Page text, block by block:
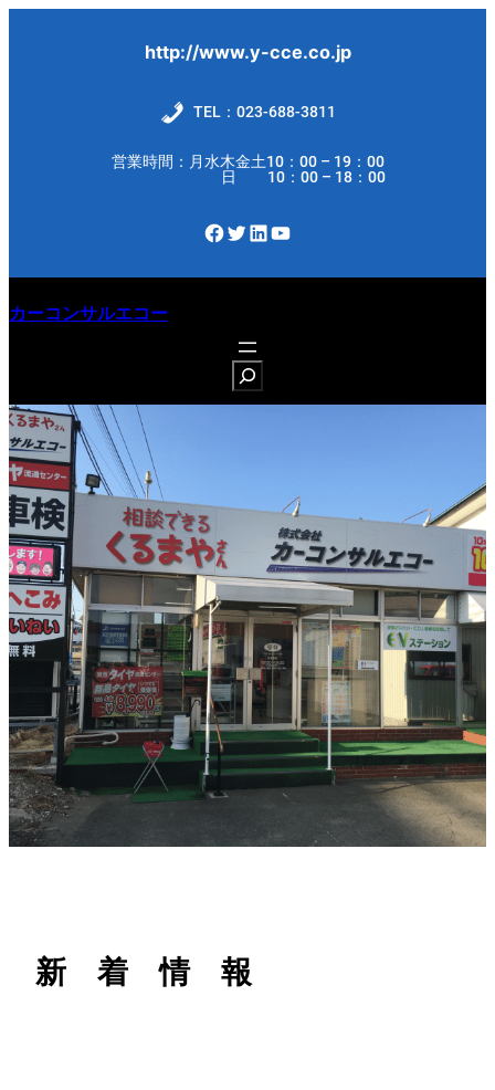
http://www.y-cce.co.jp
TEL：023-688-3811
営業時間：月水木金土10：00 – 19：00
日 10：00 – 18：00
Facebook Twitter LinkedIn YouTube
カーコンサルエコー
e
a
r
c
h
新 着 情 報